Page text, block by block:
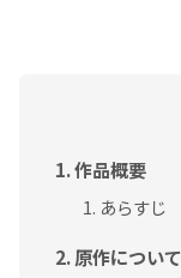
作品概要
あらすじ
原作について